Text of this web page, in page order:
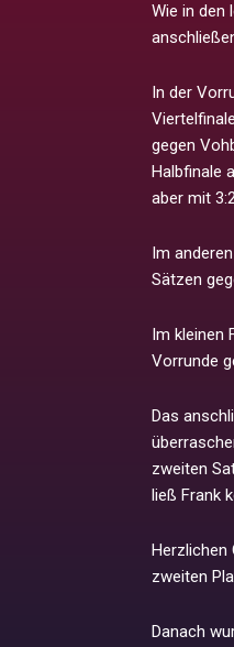
Wie in den
In der
gegen
Halbfinale
aber mit
Im
Sätzen
Im kleinen
Vorrunde
Das
zweiten
ließ Frank
Herzlichen
zweiten
Danach